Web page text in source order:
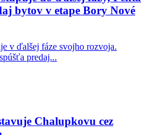
bytov v etape Bory Nové
v ďalšej fáze svojho rozvoja.
predaj...
Chalupkovu cez